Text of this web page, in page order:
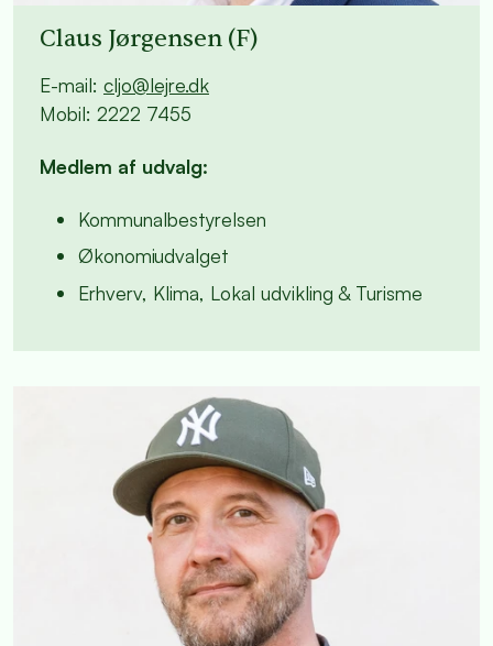
Claus Jørgensen (F)
E-mail: cljo@lejre.dk
Mobil: 2222 7455
Medlem af udvalg:
Kommunalbestyrelsen
Økonomiudvalget
Erhverv, Klima, Lokal udvikling & Turisme